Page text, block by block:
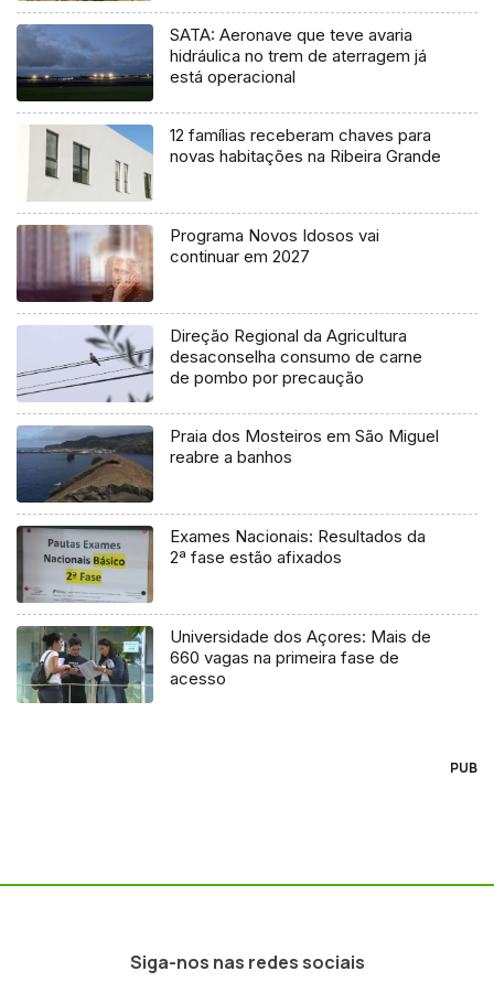
SATA: Aeronave que teve avaria
hidráulica no trem de aterragem já
está operacional
12 famílias receberam chaves para
novas habitações na Ribeira Grande
Programa Novos Idosos vai
continuar em 2027
Direção Regional da Agricultura
desaconselha consumo de carne
de pombo por precaução
Praia dos Mosteiros em São Miguel
reabre a banhos
Exames Nacionais: Resultados da
2ª fase estão afixados
Universidade dos Açores: Mais de
660 vagas na primeira fase de
acesso
PUB
Siga-nos nas redes sociais